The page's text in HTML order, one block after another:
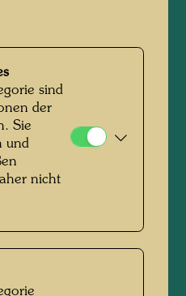
nummeriert
Williamsburg,
of Art, Japan
Collection, Yerevan,
Vienna
sind
der
Sie
und
nicht